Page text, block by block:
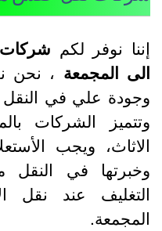
نوفر لكمشركات
المجمعة، نحن
علي في النقل
الشركات
ويجب
في النقل
عند نقل